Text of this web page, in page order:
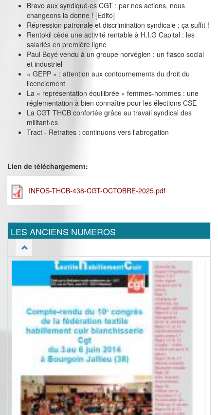
Bravo aux syndiqué·es CGT : par nos actions, nous
changeons la donne ! [Edito]
Répression patronale et discrimination syndicale : ça suffit !
Rentokil cède une activité rentable à H.I.G Capital : les
salariés en première ligne
Paul Boyé vendu à un groupe norvégien : un fiasco social
et industriel
« GEPP » : attention aux contournements du droit du
licenciement
La « représentation équilibrée » femmes-hommes : une
réglementation à bien connaître pour les élections CSE
La CGT THCB confortée grâce au travail syndical des
militant·es
Tract - Retraites : continuons vers l'abrogation
Lien de téléchargement:
INFOS-THCB-438-CGT-OCTOBRE-2025.pdf
LES ANCIENS NUMEROS